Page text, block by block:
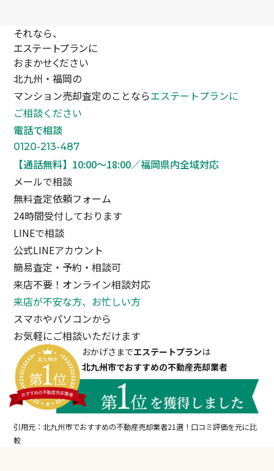
それなら、
エステートプランに
おまかせください
北九州・福岡の
マンション売却査定のことならエステートプランに
ご相談ください
電話で相談
0120-213-487
【通話無料】10:00〜18:00／福岡県内全域対応
メールで相談
無料査定依頼フォーム
24時間受付しております
LINEで相談
公式LINEアカウント
簡易査定・予約・相談可
来店不要！オンライン相談対応
来店が不安な方、お忙しい方
スマホやパソコンから
お気軽にご相談いただけます
おかげさまでエステートプランは
北九州市でおすすめの不動産売却業者
引用元：北九州市でおすすめの不動産売却業者21選！口コミ評価を元に比
較